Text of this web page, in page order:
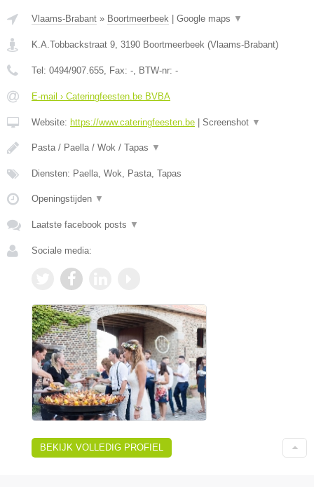
Vlaams-Brabant » Boortmeerbeek Google maps ▼
K.A.Tobbackstraat 9, 3190 Boortmeerbeek (Vlaams-Brabant)
Tel: 0494/907.655, Fax: -, BTW-nr: -
E-mail › Cateringfeesten.be BVBA
Website: https://www.cateringfeesten.be Screenshot ▼
Pasta / Paella / Wok / Tapas ▼
Diensten: Paella, Wok, Pasta, Tapas
Openingstijden ▼
Laatste facebook posts ▼
Sociale media:
BEKIJK VOLLEDIG PROFIEL